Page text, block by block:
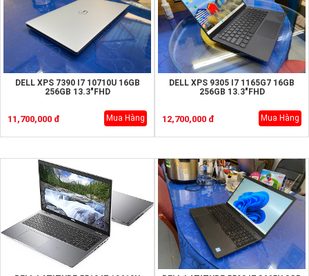
DELL XPS 7390 I7 10710U 16GB
256GB 13.3"FHD
11,700,000 đ Mua Hàng
DELL XPS 9305 I7 1165G7 16GB
256GB 13.3"FHD
12,700,000 đ Mua Hàng